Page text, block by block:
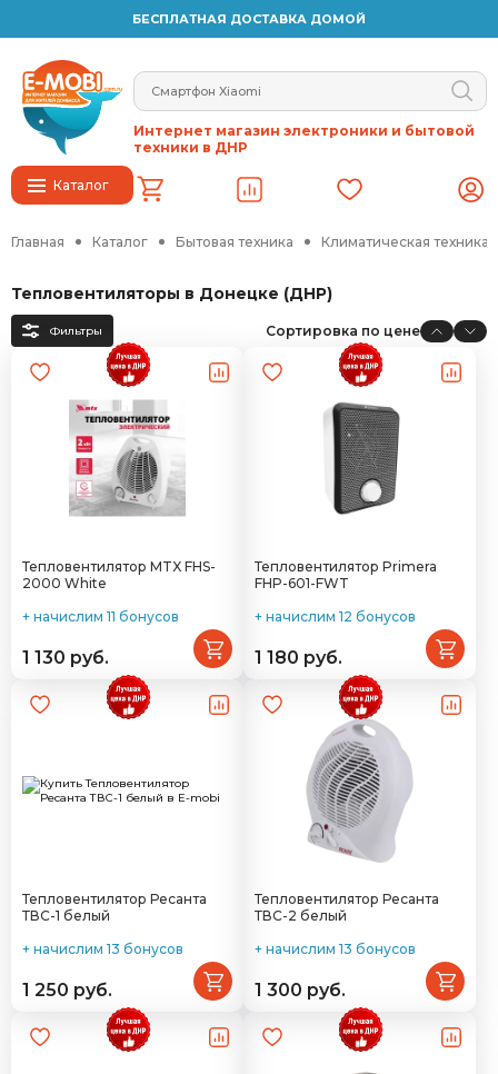
БЕСПЛАТНАЯ ДОСТАВКА ДОМОЙ
Каталог
Интернет магазин электроники и бытовой
техники в ДНР
Главная Каталог Бытовая техника Климатическая техника
Тепловентиляторы в Донецке (ДНР)
Фильтры Сортировка по цене
Тепловентилятор MTX FHS-
2000 White
+ начислим 11 бонусов
1 130 руб.
Тепловентилятор Primera
FHP-601-FWT
+ начислим 12 бонусов
1 180 руб.
Тепловентилятор Ресанта
ТВС-1 белый
+ начислим 13 бонусов
1 250 руб.
Тепловентилятор Ресанта
ТВС-2 белый
+ начислим 13 бонусов
1 300 руб.